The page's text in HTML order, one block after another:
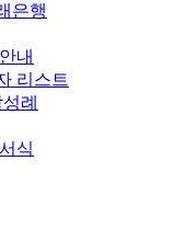
은행
내
리스트
례
식